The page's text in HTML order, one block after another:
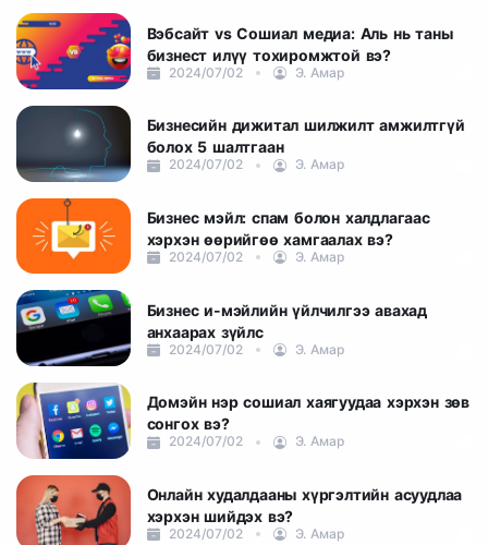
Вэбсайт vs Сошиал медиа: Аль нь таны
бизнест илүү тохиромжтой вэ?
2024/07/02 Э. Амар
Бизнесийн дижитал шилжилт амжилтгүй
болох 5 шалтгаан
2024/07/02 Э. Амар
Бизнес мэйл: спам болон халдлагаас
хэрхэн өөрийгөө хамгаалах вэ?
2024/07/02 Э. Амар
Бизнес и-мэйлийн үйлчилгээ авахад
анхаарах зүйлс
2024/07/02 Э. Амар
Домэйн нэр сошиал хаягуудаа хэрхэн зөв
сонгох вэ?
2024/07/02 Э. Амар
Онлайн худалдааны хүргэлтийн асуудлаа
хэрхэн шийдэх вэ?
2024/07/02 Э. Амар